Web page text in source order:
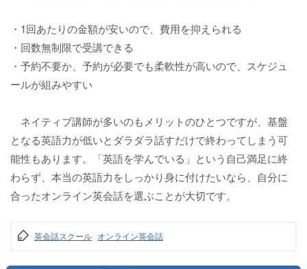
・1回あたりの金額が安いので、費用を抑えられる
・回数無制限で受講できる
・予約不要か、予約が必要でも柔軟性が高いので、スケジュ
ールが組みやすい
ネイティブ講師が多いのもメリットのひとつですが、基盤
となる英語力が低いとダラダラ話すだけで終わってしまう可
能性もあります。「英語を学んでいる」という自己満足に終
わらず、本当の英語力をしっかり身に付けたいなら、自分に
合ったオンライン英会話を選ぶことが大切です。
英会話スクール オンライン英会話